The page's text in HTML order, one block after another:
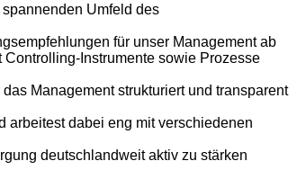
Umfeld des
für unser Management ab
Instrumente sowie Prozesse
Management strukturiert und transparent
arbeitest dabei eng mit verschiedenen
deutschlandweit aktiv zu stärken